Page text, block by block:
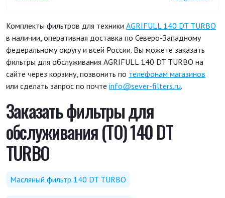
Комплекты фильтров для техники AGRIFULL 140 DT TURBO
в наличии, оперативная доставка по Северо-Западному
федеральному округу и всей России. Вы можете заказать
фильтры для обслуживания AGRIFULL 140 DT TURBO на
сайте через корзину, позвонить по телефонам магазинов
или сделать запрос по почте info@sever-filters.ru.
Заказать фильтры для
обслуживания (ТО) 140 DT
TURBO
Масляный фильтр 140 DT TURBO